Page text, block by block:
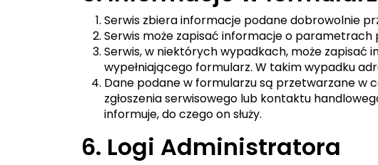
Serwis zbiera informacje podane dobrowolnie
Serwis może zapisać informacje o parametrach
Serwis, w niektórych wypadkach, może
wypełniającego formularz. W takim wypadku
Dane podane w formularzu są przetwarzane w
zgłoszenia serwisowego lub kontaktu
informuje, do czego on służy.
6. Logi Administratora